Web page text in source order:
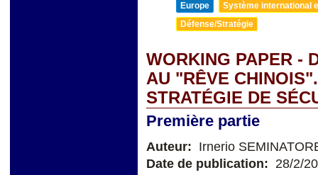
Europe
Système international
Défense/Stratégie
WORKING PAPER -
AU "RÊVE
STRATÉGIE DE
Première partie
Auteur: Irnerio
Date de publication: 28/2/